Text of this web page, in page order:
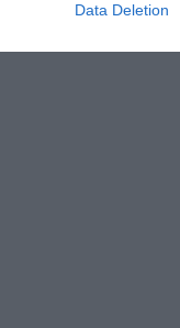
Data Deletion